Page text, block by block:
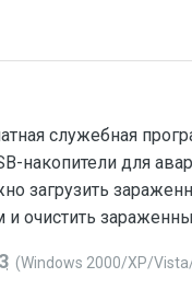
служебная
накопители для
загрузить
очистить
(Windows 2000/XP/